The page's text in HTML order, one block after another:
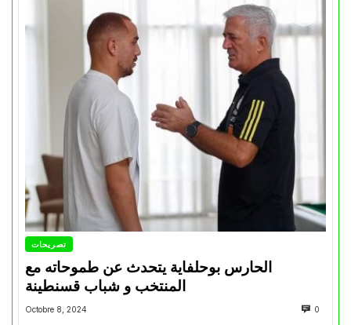
تصريحات
الحارس بوحلفاية يتحدث عن طموحاته مع
المنتخب و شباب قسنطينة
Octobre 8, 2024 0